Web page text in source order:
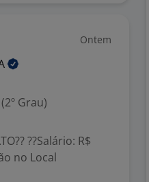
Ontem
Grau)
??Salário: R$
no Local